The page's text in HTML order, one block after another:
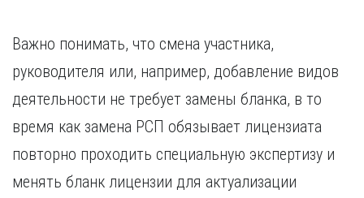
Важно понимать, что смена участника,
руководителя или, например, добавление видов
деятельности не требует замены бланка, в то
время как замена РСП обязывает лицензиата
повторно проходить специальную экспертизу и
менять бланк лицензии для актуализации